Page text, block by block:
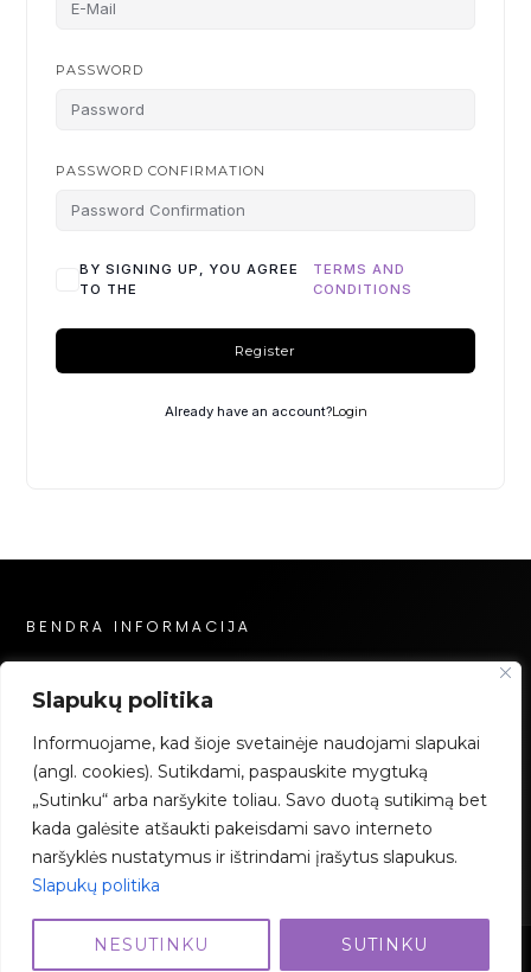
Slapukų politika
Informuojame, kad šioje svetainėje naudojami slapukai
(angl. cookies). Sutikdami, paspauskite mygtuką
„Sutinku“ arba naršykite toliau. Savo duotą sutikimą bet
kada galėsite atšaukti pakeisdami savo interneto
naršyklės nustatymus ir ištrindami įrašytus slapukus.
Slapukų politika
NESUTINKU SUTINKU
PASSWORD
PASSWORD CONFIRMATION
BY SIGNING UP, YOU AGREE
TO THE
TERMS AND
CONDITIONS
Register
Already have an account?Login
BENDRA INFORMACIJA
Slapukų politika
Mokėjimai
Facebook
Instagram
YouTube